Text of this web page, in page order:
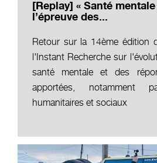
[Replay] « Santé
l’épreuve des...
Retour sur la 14ème édition
l'Instant Recherche sur
santé mentale et des
apportées, notamment
humanitaires et sociaux